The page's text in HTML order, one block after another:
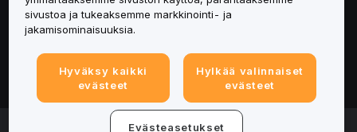
Tuotteet
Lakiasiat
© 2025-2026 Bybit.eu. Kaikki oikeudet pidätetään.
sivustoa ja tukeaksemme markkinointi- ja
jakamisominaisuuksia.
Hyväksy kaikki
evästeet
Hylkää valinnaiset
evästeet
Evästeasetukset